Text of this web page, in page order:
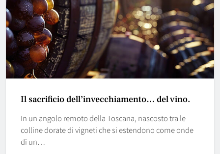
Il sacrificio dell’invecchiamento… del vino.
In un angolo remoto della Toscana, nascosto tra le
colline dorate di vigneti che si estendono come onde
di un…